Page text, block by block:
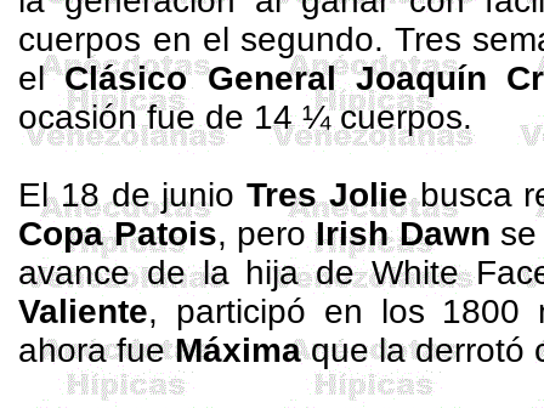
cuerpos en el segundo. Tres
elClásico General Joaquín
ocasión fue de 14 ¼ cuerpos.
El 18 de junioTres Joliebusca
Copa Patois, peroIrish Dawn
avance de la hija de White
Valiente, participó en los 1800
ahora fueMáximaque la derrotó